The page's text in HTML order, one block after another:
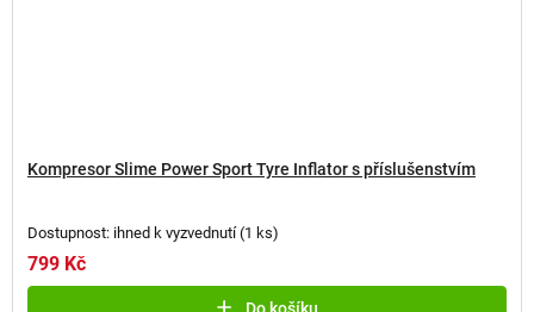
Kompresor Slime Power Sport Tyre Inflator s příslušenstvím
Dostupnost: ihned k vyzvednutí(1 ks)
799 Kč